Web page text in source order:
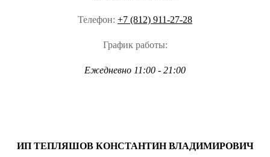
Телефон: +7 (812) 911-27-28
График работы:
Ежедневно 11:00 - 21:00
ИП ТЕПЛЯШОВ КОНСТАНТИН ВЛАДИМИРОВИЧ